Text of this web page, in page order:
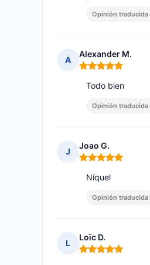
Opinión traducida
A
Alexander M.
Nota: 5 de 5
Todo bien
Opinión traducida
J
Joao G.
Nota: 5 de 5
Níquel
Opinión traducida
L
Loïc D.
Nota: 5 de 5